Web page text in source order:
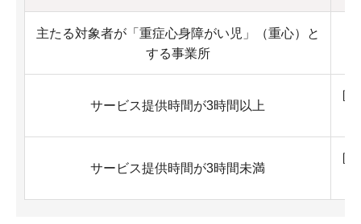
主たる対象者が「重症心身障がい児」（重心）と
する事業所
サービス提供時間が3時間以上
区
サービス提供時間が3時間未満
区